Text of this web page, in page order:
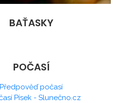
BAŤASKY
POČASÍ
Předpověď počasí